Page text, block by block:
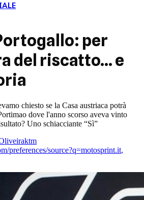
per
del riscatto... e
chiesto se la Casa austriaca potrà
dove l'anno scorso aveva vinto
Uno schiacciante “Sì”
ktm
preferences/source?q=motosprint.it,